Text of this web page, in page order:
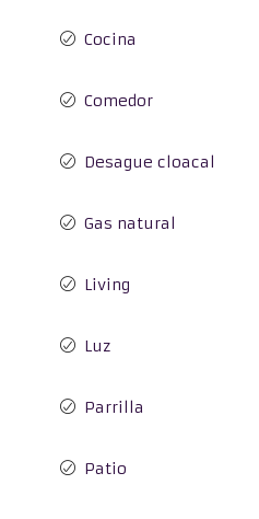
Cocina
Comedor
Desague cloacal
Gas natural
Living
Luz
Parrilla
Patio